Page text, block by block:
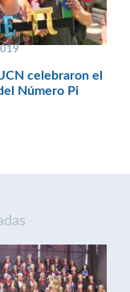
celebraron el
Número Pi